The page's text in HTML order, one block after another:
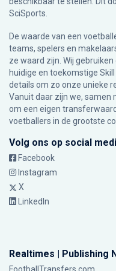
SciSports
De waarde van een
teams, spelers en
ze waard zijn. Wij
huidige en toekomstige
details om zo onze unieke
Vanuit daar zijn we, samen
om een eigen
voetballers in de grootste
Volg ons op social
Facebook
Instagram
X
LinkedIn
Realtimes | Publishing